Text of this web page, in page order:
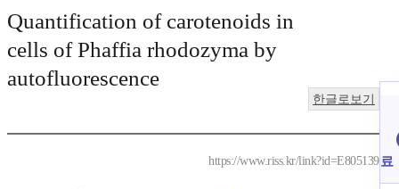
Quantification of carotenoids in
cells of Phaffia rhodozyma by
autofluorescence
한글로보기
https://www.riss.kr/link?id=E805139료